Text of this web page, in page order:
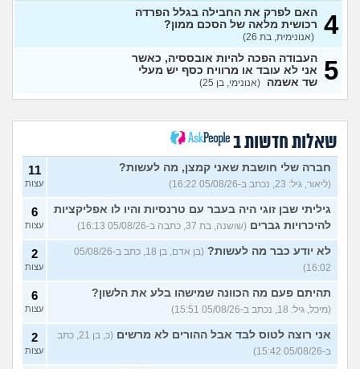
איך לבטל הכל ולהחזיר את
הסכום ששילמתי?
(אנונימית, בת
90)
0
מרגיש תקוע במקום מבחינת
עבודה והחיים (עוד אחד, בן 31)
1
איך לעזאזל בעל עסק יכול
לעשות פה כסף? (סתםאחד, בן
עצות
איך להרוויח הרבה כסף?
(Lisa,
בן 22)
איך אני יכול להתעשר על ידי
הקמת עסק בעצמי מאפס?
(Alisa, בת 20)
4
עצות
אוהב לבזבז יותר מידי, זה
בעייתי לחיות ככה? (אוהב לבזבז,
בן 35)
4
עצות
האם כדאי למכור את הקרן
כספית קסם אקטיב אירו?
(יפה, בת 31)
9
עצות
תשלום טיפ בקופה - זה הגיוני? 4
אמורה לקבל ירושה, מה לעשות
10
4 האם לפרק את החבילה בגלל הפרדה
רכושית מלאה של הסכם ממון?
(אנונימית, בת 26)
5 העבודה הפכה להיות אובססיה, כאשר
אני לא עובד או מרוויח כסף יש מעלי
שד אשמה (אנונימי, בן 25)
שאלות חדשות ב
חברה שלי חושבת שאני קמצן, מה לעשות?
(ליאור, גיל: 23, נכתב ב-05/08/26 16:22)
11
עצות
גיליתי שבן זוגי היה בעבר עם טרנסיות והיו לו אפליקציות
להיכרויות גברים (שושנה, בת 37, כתבה ב-05/08/26 16:13)
6
עצות
לא יודע כבר מה לעשות?
(בן אדם, בן 18, כתב ב-05/08/26
16:02)
2
עצות
תהיתם פעם מה הכוונה שמישהו בלע את הלשון?
(מיכל, גיל: 18, נכתב ב-05/08/26 15:51)
6
עצות
אני רוצה לטוס לבד אבל ההורים לא מרשים
(כ, בן 21, כתב
ב-05/08/26 15:42)
2
עצות